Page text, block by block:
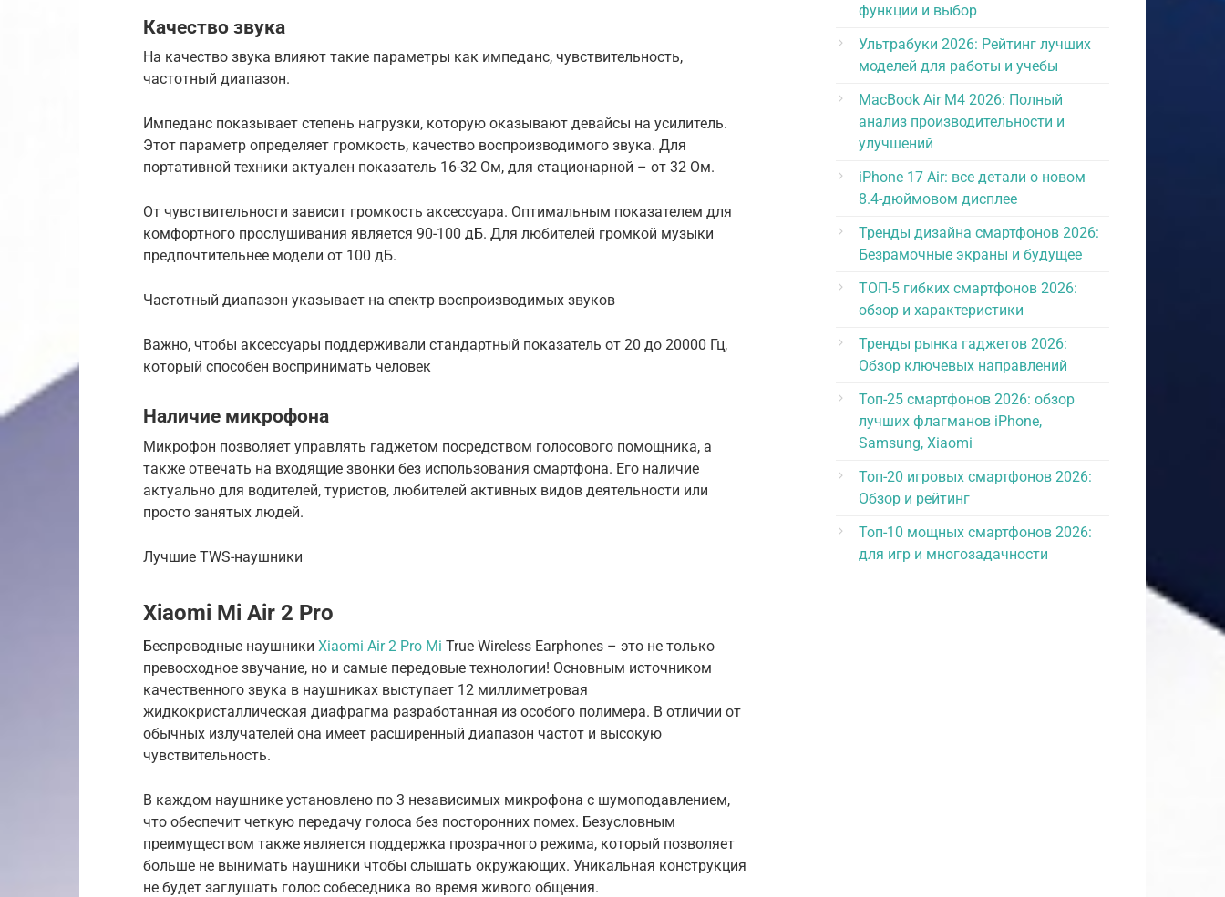
Качество звука
На качество звука влияют такие параметры как импеданс, чувствительность,
частотный диапазон.
Импеданс показывает степень нагрузки, которую оказывают девайсы на усилитель.
Этот параметр определяет громкость, качество воспроизводимого звука. Для
портативной техники актуален показатель 16-32 Ом, для стационарной – от 32 Ом.
От чувствительности зависит громкость аксессуара. Оптимальным показателем для
комфортного прослушивания является 90-100 дБ. Для любителей громкой музыки
предпочтительнее модели от 100 дБ.
Частотный диапазон указывает на спектр воспроизводимых звуков
Важно, чтобы аксессуары поддерживали стандартный показатель от 20 до 20000 Гц,
который способен воспринимать человек
Наличие микрофона
Микрофон позволяет управлять гаджетом посредством голосового помощника, а
также отвечать на входящие звонки без использования смартфона. Его наличие
актуально для водителей, туристов, любителей активных видов деятельности или
просто занятых людей.
Лучшие TWS-наушники
Xiaomi Mi Air 2 Pro
Беспроводные наушники Xiaomi Air 2 Pro Mi True Wireless Earphones – это не только
превосходное звучание, но и самые передовые технологии! Основным источником
качественного звука в наушниках выступает 12 миллиметровая
жидкокристаллическая диафрагма разработанная из особого полимера. В отличии от
обычных излучателей она имеет расширенный диапазон частот и высокую
чувствительность.
В каждом наушнике установлено по 3 независимых микрофона с шумоподавлением,
что обеспечит четкую передачу голоса без посторонних помех. Безусловным
преимуществом также является поддержка прозрачного режима, который позволяет
больше не вынимать наушники чтобы слышать окружающих. Уникальная конструкция
не будет заглушать голос собеседника во время живого общения.
функции и выбор
Ультрабуки 2026: Рейтинг лучших
моделей для работы и учебы
MacBook Air M4 2026: Полный
анализ производительности и
улучшений
iPhone 17 Air: все детали о новом
8.4-дюймовом дисплее
Тренды дизайна смартфонов 2026:
Безрамочные экраны и будущее
ТОП-5 гибких смартфонов 2026:
обзор и характеристики
Тренды рынка гаджетов 2026:
Обзор ключевых направлений
Топ-25 смартфонов 2026: обзор
лучших флагманов iPhone,
Samsung, Xiaomi
Топ-20 игровых смартфонов 2026:
Обзор и рейтинг
Топ-10 мощных смартфонов 2026:
для игр и многозадачности